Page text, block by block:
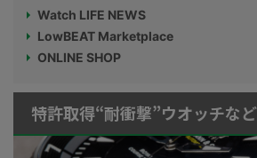
Watch LIFE NEWS
LowBEAT Marketplace
ONLINE SHOP
特許取得“耐衝撃”ウオッチなど